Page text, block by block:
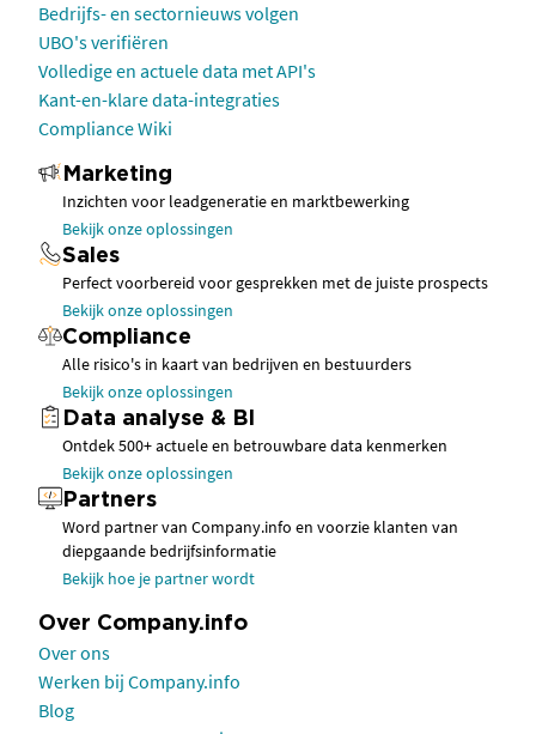
Bedrijfs- en sectornieuws volgen
UBO's verifiëren
Volledige en actuele data met API's
Kant-en-klare data-integraties
Compliance Wiki
Marketing
Inzichten voor leadgeneratie en marktbewerking
Bekijk onze oplossingen
Sales
Perfect voorbereid voor gesprekken met de juiste prospects
Bekijk onze oplossingen
Compliance
Alle risico's in kaart van bedrijven en bestuurders
Bekijk onze oplossingen
Data analyse & BI
Ontdek 500+ actuele en betrouwbare data kenmerken
Bekijk onze oplossingen
Partners
Word partner van Company.info en voorzie klanten van
diepgaande bedrijfsinformatie
Bekijk hoe je partner wordt
Over Company.info
Over ons
Werken bij Company.info
Blog